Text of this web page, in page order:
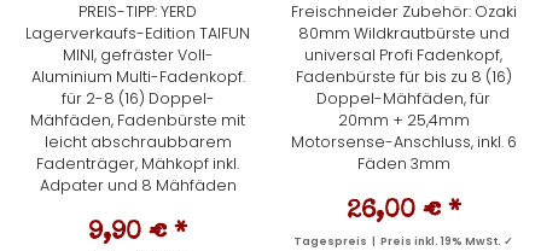
PREIS-TIPP: YERD
Lagerverkaufs-Edition TAIFUN
MINI, gefräster Voll-
Aluminium Multi-Fadenkopf.
für 2-8 (16) Doppel-
Mähfäden, Fadenbürste mit
leicht abschraubbarem
Fadenträger, Mähkopf inkl.
Adpater und 8 Mähfäden
9,90 € *
Freischneider Zubehör: Ozaki
80mm Wildkrautbürste und
universal Profi Fadenkopf,
Fadenbürste für bis zu 8 (16)
Doppel-Mähfäden, für
20mm + 25,4mm
Motorsense-Anschluss, inkl. 6
Fäden 3mm
26,00 € *
Tagespreis | Preis inkl. 19% MwSt. ✓